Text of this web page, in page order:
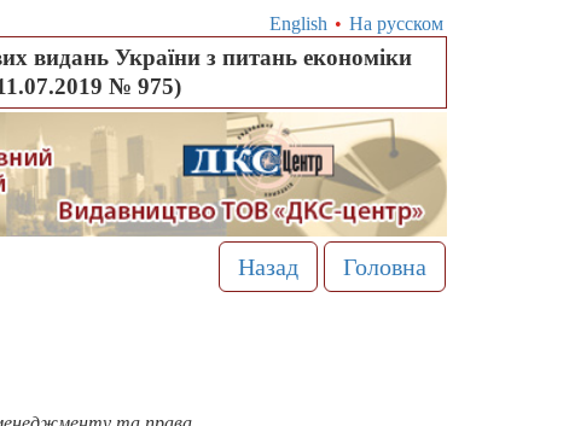
English • На русском
видань України з питань економіки
№ 975)
Назад Головна